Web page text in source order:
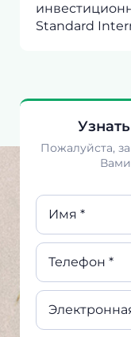
Standard
Пожалуйста,
Имя *
Телефон *